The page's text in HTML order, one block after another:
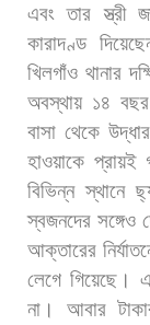
এবং তার স্ত্রী
কারাদণ্ড
খিলগাঁও থানার
অবস্থায় ১৪ বছর
বাসা থেকে উদ্ধার
হাওয়াকে প্রায়ই
বিভিন্ন স্থানে
স্বজনদের সঙ্গেও
আক্তারের
লেগে গিয়েছে। এ
না।
আবার